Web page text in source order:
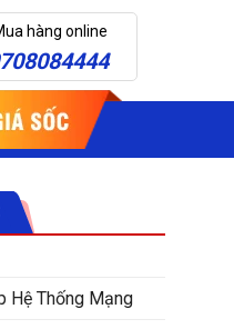
hàng online
Hệ Thống Mạng